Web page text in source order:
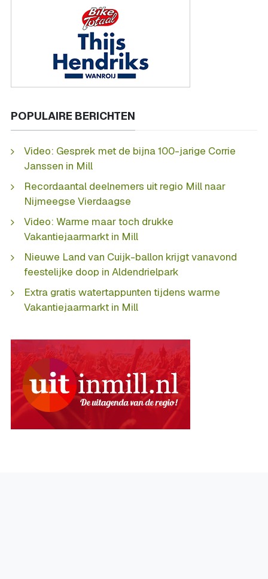
POPULAIRE BERICHTEN
Video: Gesprek met de bijna 100-jarige Corrie
Janssen in Mill
Recordaantal deelnemers uit regio Mill naar
Nijmeegse Vierdaagse
Video: Warme maar toch drukke
Vakantiejaarmarkt in Mill
Nieuwe Land van Cuijk-ballon krijgt vanavond
feestelijke doop in Aldendrielpark
Extra gratis watertappunten tijdens warme
Vakantiejaarmarkt in Mill